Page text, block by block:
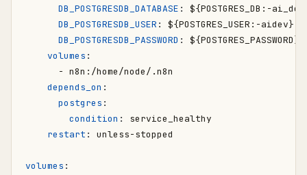
DB_POSTGRESDB_DATABASE :
${POSTGRES_DB:-
DB_POSTGRESDB_USER :
${POSTGRES_USER:-aidev}
DB_POSTGRESDB_PASSWORD :
${POSTGRES_PASSWORD}
volumes :
- n8n:/home/node/.n8n
depends_on :
postgres :
condition :
service_healthy
restart : unless-stopped
volumes :